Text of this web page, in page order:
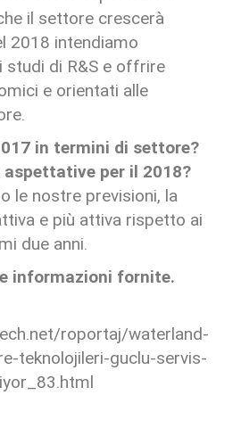
il settore crescerà
2018 intendiamo
studi di R&S e offrire
e orientati alle
in termini di settore?
aspettative per il 2018?
le nostre previsioni, la
e più attiva rispetto ai
due anni.
informazioni fornite.
roportaj/waterland-
teknolojileri-guclu-servis-